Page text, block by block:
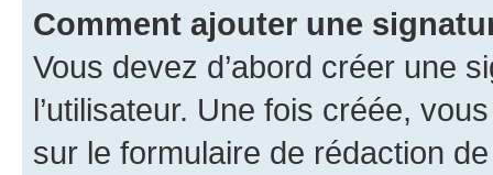
Comment ajouter une
Vous devez d’abord créer une
l’utilisateur. Une fois créée,
sur le formulaire de rédaction